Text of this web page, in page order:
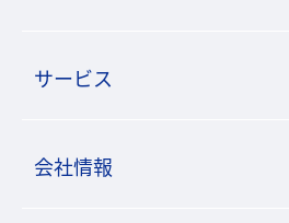
サービス
会社情報